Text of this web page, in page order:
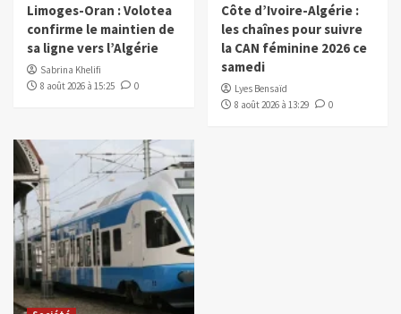
Limoges-Oran : Volotea
confirme le maintien de
sa ligne vers l’Algérie
Sabrina Khelifi
8 août 2026 à 15:25
0
Côte d’Ivoire-Algérie :
les chaînes pour suivre
la CAN féminine 2026 ce
samedi
Lyes Bensaïd
8 août 2026 à 13:29
0